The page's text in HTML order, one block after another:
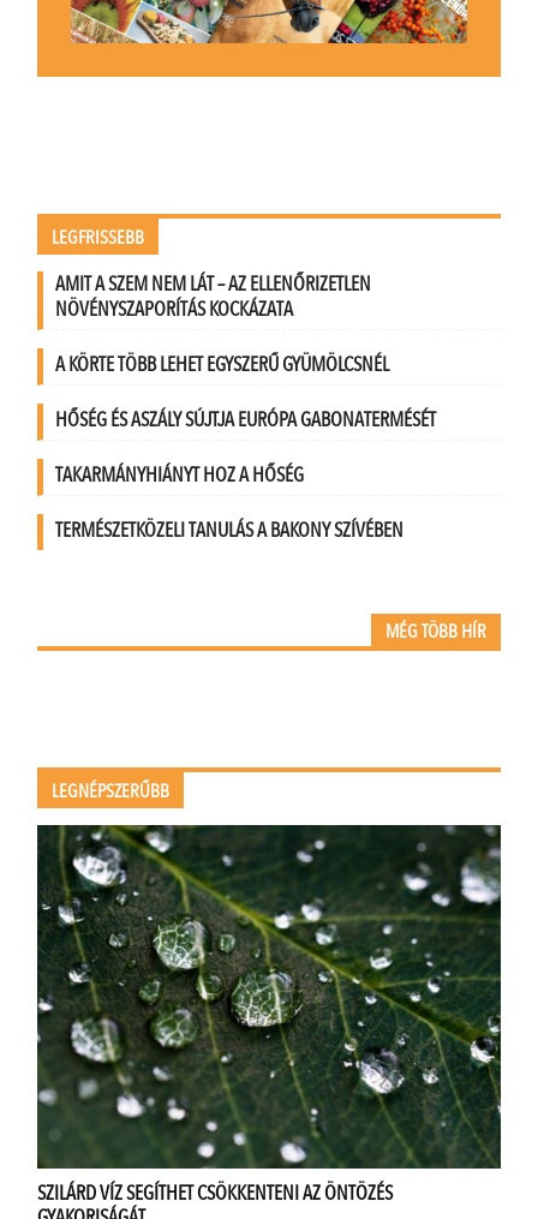
LEGFRISSEBB
AMIT A SZEM NEM LÁT – AZ ELLENŐRIZETLEN
NÖVÉNYSZAPORÍTÁS KOCKÁZATA
A KÖRTE TÖBB LEHET EGYSZERŰ GYÜMÖLCSNÉL
HŐSÉG ÉS ASZÁLY SÚJTJA EURÓPA GABONATERMÉSÉT
TAKARMÁNYHIÁNYT HOZ A HŐSÉG
TERMÉSZETKÖZELI TANULÁS A BAKONY SZÍVÉBEN
MÉG TÖBB HÍR
LEGNÉPSZERŰBB